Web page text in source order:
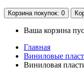
Корзина покупок: 0
Ваша корзина
Главная
Виниловые
Виниловая